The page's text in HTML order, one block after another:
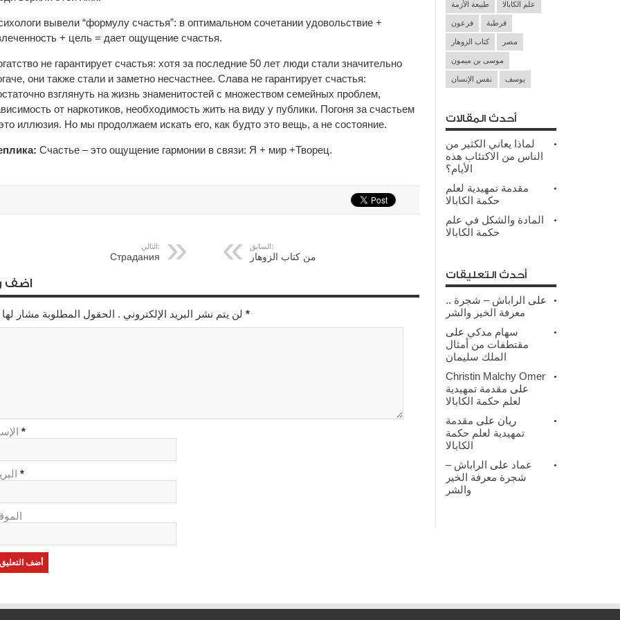
вывели “формулу счастья”: в оптимальном сочетании удовольствие +
+ цель = дает ощущение счастья.
не гарантирует счастья: хотя за последние 50 лет люди стали значительно
они также стали и заметно несчастнее. Слава не гарантирует счастья:
взглянуть на жизнь знаменитостей с множеством семейных проблем,
от наркотиков, необходимость жить на виду у публики. Погоня за счастьем
иллюзия. Но мы продолжаем искать его, как будто это вещь, а не состояние.
Счастье – это ощущение гармонии в связи: Я + мир +Творец.
السابق:
من كتاب الزوهار
التالي:
Страдания
اضف
*
*
*
طبيعة الأزمة علم الكابالا
فرعون قرطبة
كتاب الزوهار مصر
موسى بن ميمون
نفس الإنسان يوسف
أحدث المقالات
لماذا يعاني الكثير من
الناس من الاكتئاب هذه
الأيام؟
مقدمة تمهيدية لعلم
حكمة الكابالا
المادة والشكل في علم
حكمة الكابالا
أحدث التعليقات
.. على الراباش – شجرة
معرفة الخير والشر
سهام مدكي على
مقتطفات من أمثال
الملك سليمان
Christin Malchy Omer
على مقدمة تمهيدية
لعلم حكمة الكابالا
ريان على مقدمة
تمهيدية لعلم حكمة
الكابالا
عماد على الراباش –
شجرة معرفة الخير
والشر